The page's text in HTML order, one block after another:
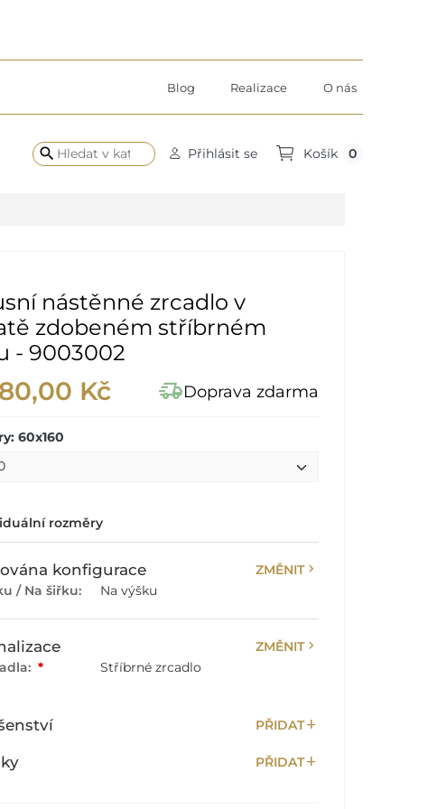
Blog Realizace O nás
search Přihlásit se Košík 0
nástěnné zrcadlo v
zdobeném stříbrném
- 9003002
Kč delivery_truck_speedDoprava zdarma
60x160
rozměry
konfigurace ZMĚNITchevron_right
/ Na šiřku: Na výšku
ZMĚNITchevron_right
* Stříbrné zrcadlo
PŘIDATadd
PŘIDATadd